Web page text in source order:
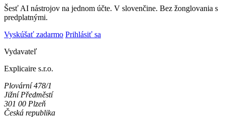
Šesť AI nástrojov na jednom účte. V slovenčine. Bez žonglovania s
predplatnými.
Vyskúšať zadarmo Prihlásiť sa
Vydavateľ
Explicaire s.r.o.
Plovární 478/1
Jižní Předměstí
301 00 Plzeň
Česká republika